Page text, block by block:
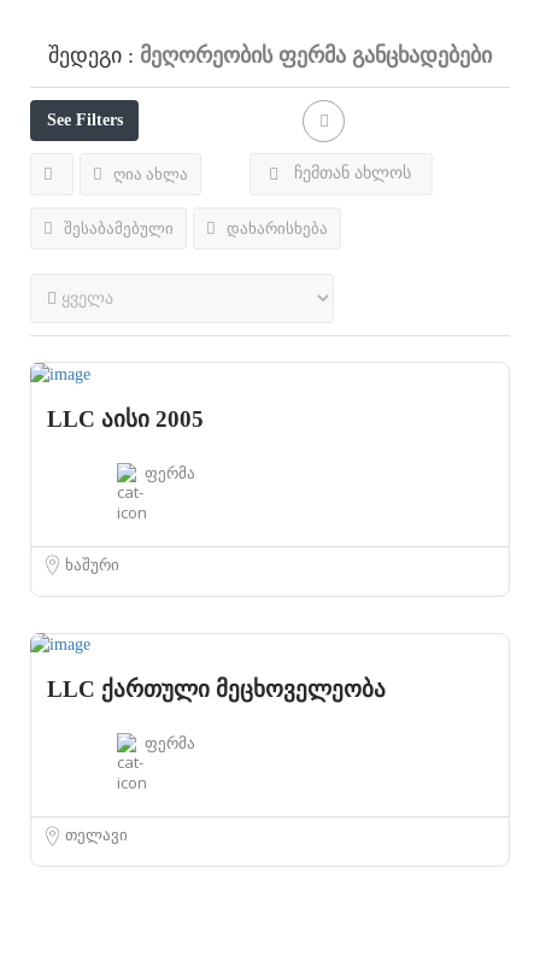
Შედეგი : Მეღორეობის Ფერმა Განცხადებები
See Filters
ღია ახლა ჩემთან ახლოს
შესაბამებული დახარისხება
LLC აისი 2005
ფერმა
ხაშური
LLC ქართული მეცხოველეობა
ფერმა
თელავი